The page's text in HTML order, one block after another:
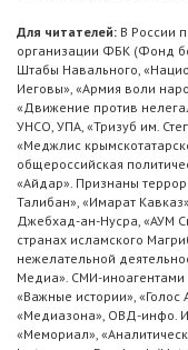
Для читателей: В России
организации ФБК (Фонд
Штабы Навального,
Иеговы», «Армия воли
«Движение против
УНСО, УПА, «Тризуб им.
«Меджлис
общероссийская
«Айдар». Признаны
Талибан», «Имарат
Джебхад-ан-Нусра, «АУМ
странах исламского
нежелательной
Медиа». СМИ-иноагентами
«Важные истории»,
«Медиазона», ОВД-инфо.
«Мемориал»,